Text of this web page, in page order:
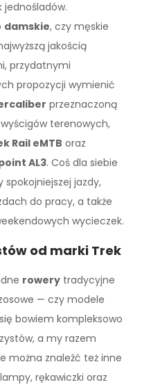
damskie, czy męskie
jakością
przydatnymi
propozycji wymienić
przeznaczoną
terenowych,
Rail eMTB oraz
AL3. Coś dla siebie
spokojniejszej jazdy,
do pracy, a także
wycieczek.
od marki Trek
rowery tradycyjne
— czy modele
bowiem kompleksowo
a my razem
można znaleźć też inne
rękawiczki oraz